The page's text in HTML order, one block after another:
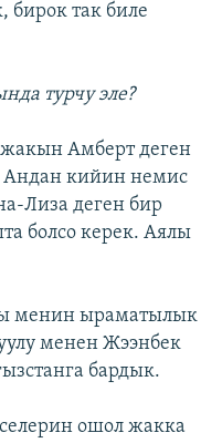
бирок так биле
турчу эле?
Амберт деген
Андан кийин немис
Лиза деген бир
болсо керек. Аялы
менин ыраматылык
менен Жээнбек
бардык.
ошол жакка